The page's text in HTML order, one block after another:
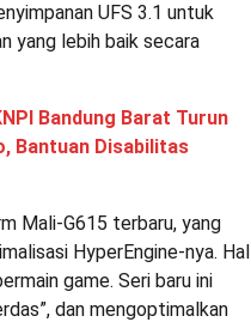
UFS 3.1 untuk
yang lebih baik secara
Bandung Barat Turun
Bantuan Disabilitas
Mali-G615 terbaru, yang
HyperEngine-nya. Hal
game. Seri baru ini
dan mengoptimalkan